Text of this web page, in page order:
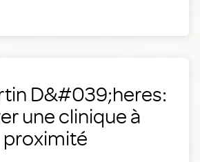
D&#039;heres:
une clinique à
proximité